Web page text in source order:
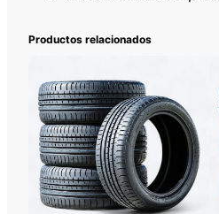
Productos relacionados